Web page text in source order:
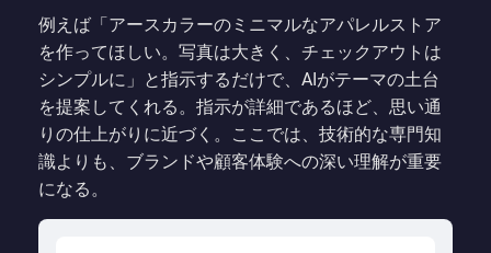
例えば「アースカラーのミニマルなアパレルストア
を作ってほしい。写真は大きく、チェックアウトは
シンプルに」と指示するだけで、AIがテーマの土台
を提案してくれる。指示が詳細であるほど、思い通
りの仕上がりに近づく。ここでは、技術的な専門知
識よりも、ブランドや顧客体験への深い理解が重要
になる。